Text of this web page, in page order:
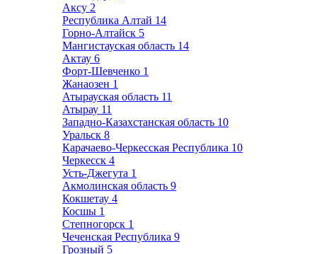
Аксу 2
Республика Алтай 14
Горно-Алтайск 5
Мангистауская область 14
Актау 6
Форт-Шевченко 1
Жанаозен 1
Атырауская область 11
Атырау 11
Западно-Казахстанская область 10
Уральск 8
Карачаево-Черкесская Республика 10
Черкесск 4
Усть-Джегута 1
Акмолинская область 9
Кокшетау 4
Косшы 1
Степногорск 1
Чеченская Республика 9
Грозный 5